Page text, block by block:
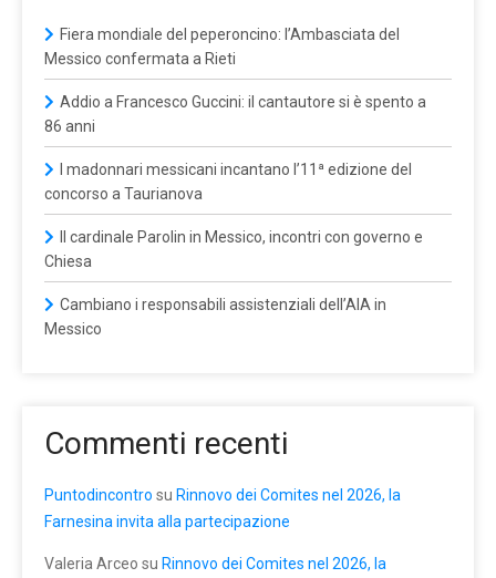
Fiera mondiale del peperoncino: l’Ambasciata del
Messico confermata a Rieti
Addio a Francesco Guccini: il cantautore si è spento a
86 anni
I madonnari messicani incantano l’11ª edizione del
concorso a Taurianova
Il cardinale Parolin in Messico, incontri con governo e
Chiesa
Cambiano i responsabili assistenziali dell’AIA in
Messico
Commenti recenti
Puntodincontro su Rinnovo dei Comites nel 2026, la
Farnesina invita alla partecipazione
Valeria Arceo su Rinnovo dei Comites nel 2026, la